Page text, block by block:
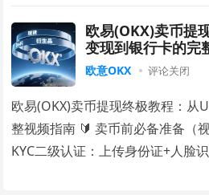
欧易(OKX)卖币提
变现到银行卡的完
欧意OKX 评论关闭
欧易(OKX)卖币提现终极教程：从
整视频指南 🔰 卖币前必备准备（
KYC二级认证：上传身份证+人脸